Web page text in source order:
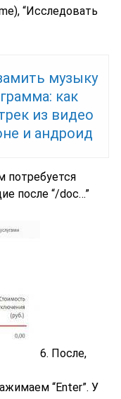
“Исследовать
музыку
как
из видео
и андроид
потребуется
после “/doc…”
6. После,
“Enter”. У